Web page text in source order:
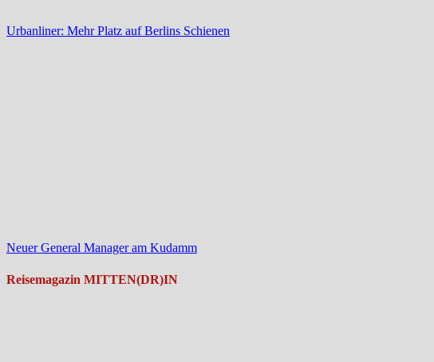
Urbanliner: Mehr Platz auf Berlins Schienen
Neuer General Manager am Kudamm
Reisemagazin MITTEN(DR)IN